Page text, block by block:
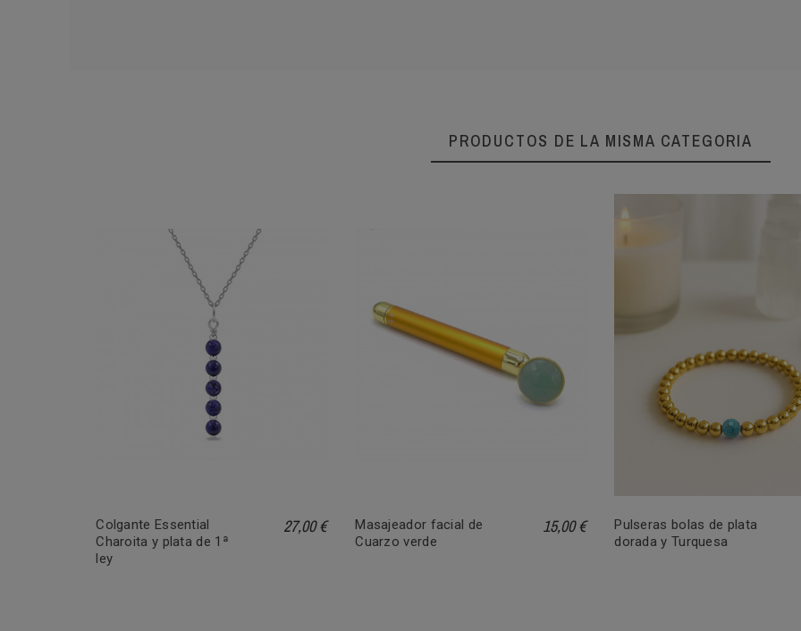
PRODUCTOS DE LA MISMA CATEGORIA
Colgante Essential
Charoita y plata de 1ª
ley
27,00 €
Masajeador facial de
Cuarzo verde
15,00 €
Pulseras bolas de plata
dorada y Turquesa